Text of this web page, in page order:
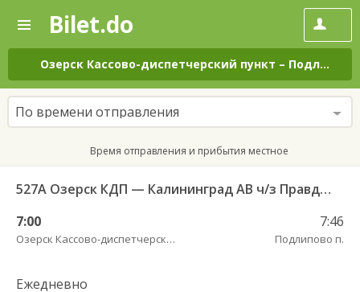
—
Поиск
и
покупка
билетов
на
автобус
онлайн
Bilet.do
Озерск Кассово-диспетчерский пункт – Подлипово п.
По времени отправления
Время отправления и прибытия местное
527А Озерск КДП — Калининград АВ ч/з Правдинск КДП
7:00
Озерск Кассово-диспетчерский пункт
7:46
Подлипово п.
Ежедневно